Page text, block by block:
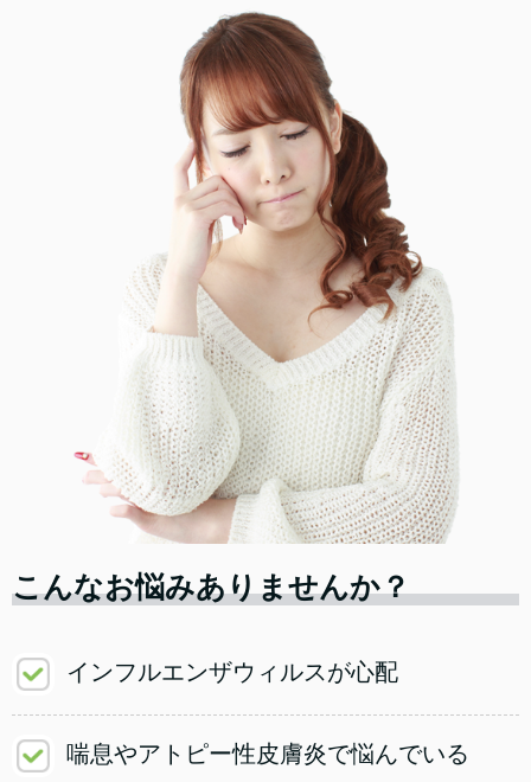
こんなお悩みありませんか？
インフルエンザウィルスが心配
喘息やアトピー性皮膚炎で悩んでいる